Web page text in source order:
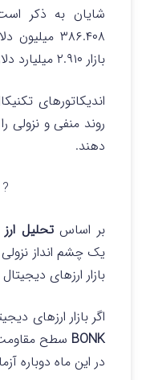
شایان به ذکر
بازار ۲.۹۱۰ میلیارد دلاری است.
روند منفی و نزولی
دهند.
بر اساستحلیل
یک چشم انداز
بازار ارزهای
اگر بازار ارزهای
BONK سطح
در این ماه دوباره